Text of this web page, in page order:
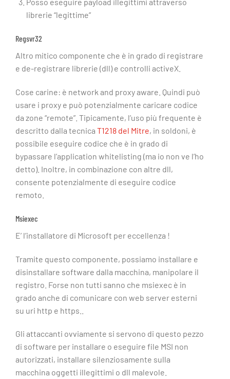
Posso eseguire payload illegittimi attraverso
librerie “legittime”
Regsvr32
Altro mitico componente che è in grado di registrare
e de-registrare librerie (dll) e controlli activeX.
Cose carine: è network and proxy aware. Quindi può
usare i proxy e può potenzialmente caricare codice
da zone “remote”. Tipicamente, l’uso più frequente è
descritto dalla tecnica T1218 del Mitre, in soldoni, è
possibile eseguire codice che è in grado di
bypassare l’application whitelisting (ma io non ve l’ho
detto). Inoltre, in combinazione con altre dll,
consente potenzialmente di eseguire codice
remoto.
Msiexec
E’ l’installatore di Microsoft per eccellenza !
Tramite questo componente, possiamo installare e
disinstallare software dalla macchina, manipolare il
registro. Forse non tutti sanno che msiexec è in
grado anche di comunicare con web server esterni
su uri http e https..
Gli attaccanti ovviamente si servono di questo pezzo
di software per installare o eseguire file MSI non
autorizzati, installare silenziosamente sulla
macchina oggetti illegittimi o dll malevole.